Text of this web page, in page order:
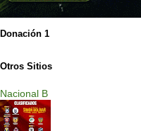
Donación 1
Otros Sitios
Nacional B